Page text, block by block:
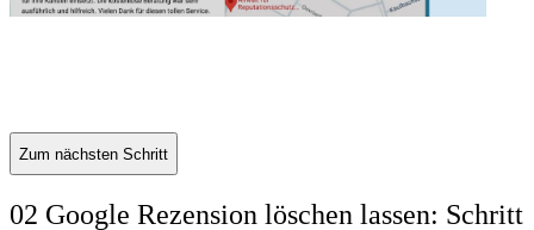
Zum nächsten Schritt
02 Google Rezension löschen lassen: Schritt